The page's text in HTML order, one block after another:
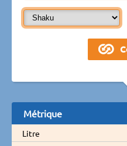
Métrique
Litre